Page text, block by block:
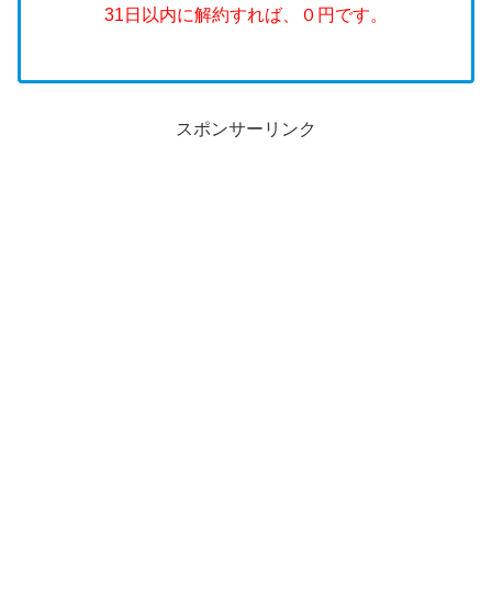
31日以内に解約すれば、０円です。
スポンサーリンク